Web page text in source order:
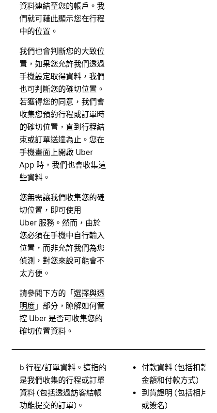
資料連結至您的帳戶。我
們就可藉此顯示您在行程
中的位置。
我們也會判斷您的大致位
置，如果您允許我們透過
手機設定取得資料，我們
也可判斷您的確切位置。
若獲得您的同意，我們會
收集您預約行程或訂單時
的確切位置，直到行程結
束或訂單送達為止。您在
手機畫面上開啟 Uber
App 時，我們也會收集這
些資料。
您無需讓我們收集您的確
切位置，即可使用
Uber 服務。然而，由於
您必須在手機中自行輸入
位置，而非允許我們為您
偵測，對您來說可能會不
太方便。
請參閱下方的「選擇與透
明度 」 部分，瞭解如何管
控 Uber 是否可收集您的
確切位置資料。
b. 行程/訂單資料。 這指的
是我們收集的行程或訂單
資料 (包括透過訪客結帳
功能提交的訂單)。
付款資料 (包括扣款
金額和付款方式)
到貨證明 (包括相片
或簽名)